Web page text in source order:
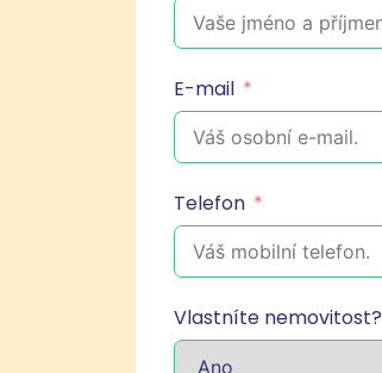
E-mail
Telefon
Vlastníte nemovitost?